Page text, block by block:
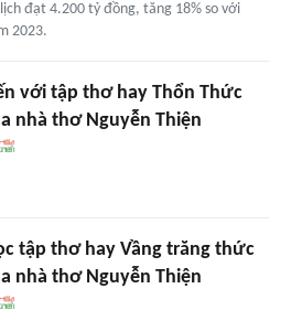
đạt 4.200 tỷ đồng, tăng 18% so với
2023.
với tập thơ hay Thổn Thức
nhà thơ Nguyễn Thiện
tập thơ hay Vầng trăng thức
nhà thơ Nguyễn Thiện